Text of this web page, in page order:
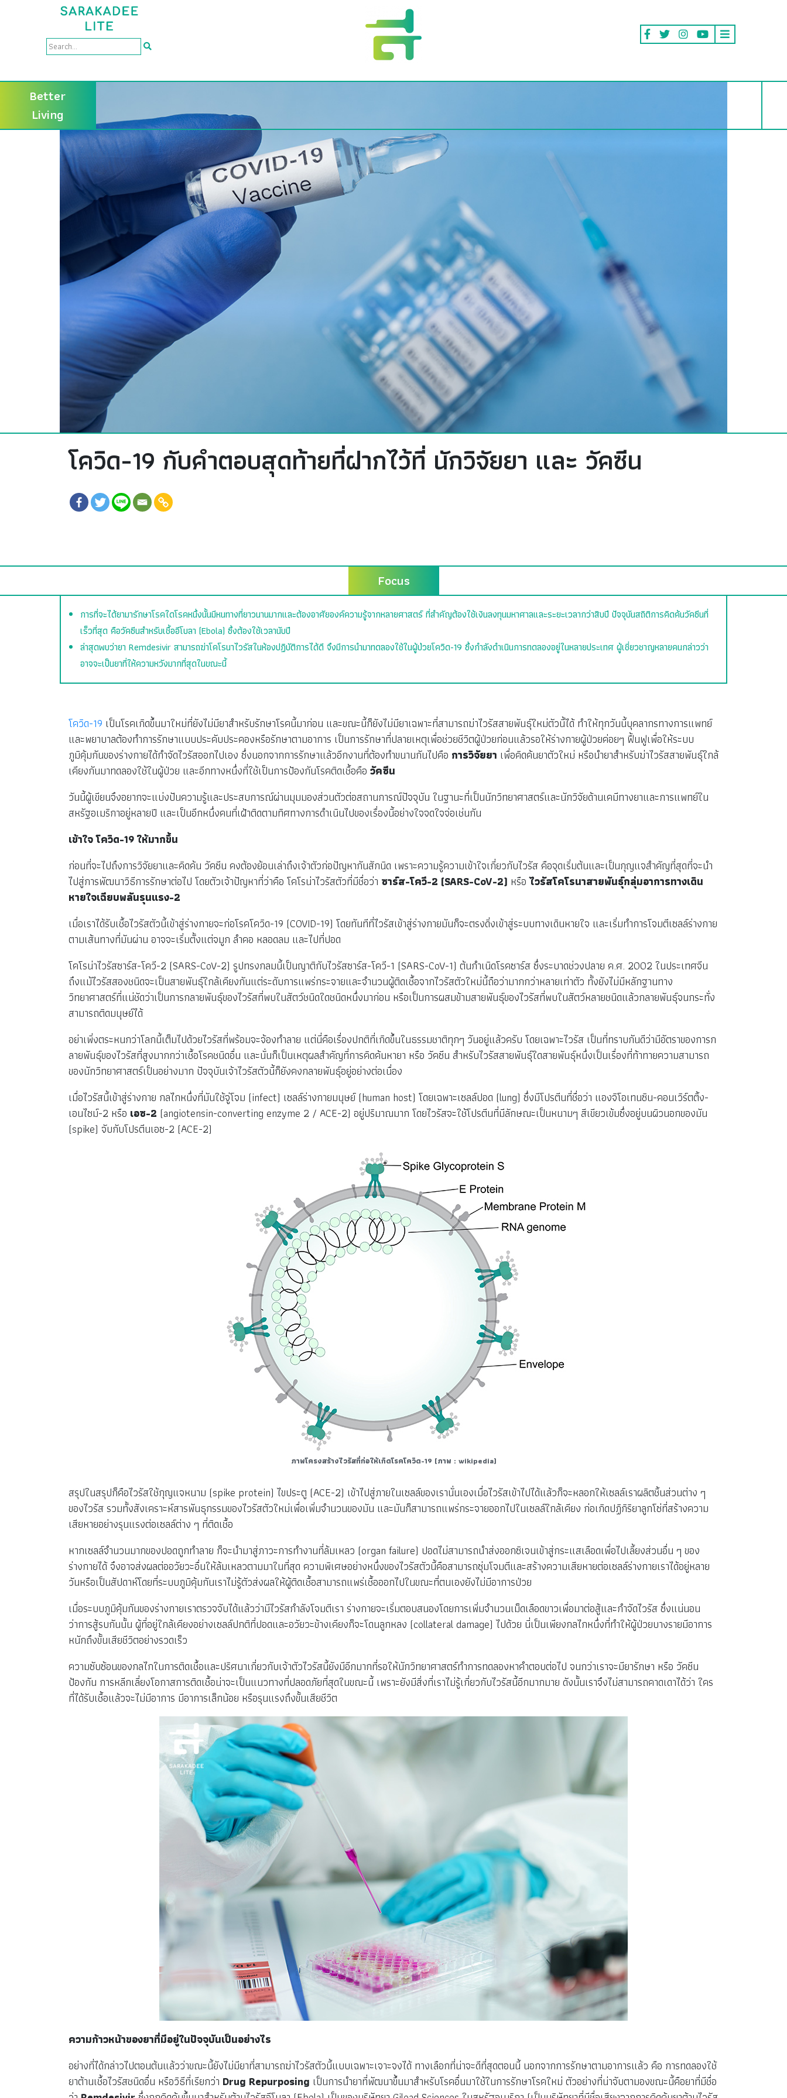
Better
Living
โควิด-19 กับคำตอบสุดท้ายที่ฝากไว้ที่ นักวิจัยยา และ วัคซีน
Focus
การที่จะได้ยามารักษาโรคใดโรคหนึ่งนั้นมีหนทางที่ยาวนานมากและต้องอาศัยองค์ความรู้จากหลายศาสตร์ ที่สำคัญต้องใช้เงินลงทุนมหาศาลและระยะเวลากว่าสิบปี ปัจจุบันสถิติการคิดค้นวัคซีนที่
เร็วที่สุด คือวัคซีนสำหรับเชื้ออีโบลา (Ebola) ซึ่งต้องใช้เวลานับปี
ล่าสุดพบว่ายา Remdesivir สามารถฆ่าโคโรนาไวรัสในห้องปฏิบัติการได้ดี จึงมีการนำมาทดลองใช้ในผู้ป่วยโควิด-19 ซึ่งกำลังดำเนินการทดลองอยู่ในหลายประเทศ ผู้เชี่ยวชาญหลายคนกล่าวว่า
อาจจะเป็นยาที่ให้ความหวังมากที่สุดในขณะนี้
โควิด-19 เป็นโรคเกิดขึ้นมาใหม่ที่ยังไม่มียาสำหรับรักษาโรคนี้มาก่อน และขณะนี้ก็ยังไม่มียาเฉพาะที่สามารถฆ่าไวรัสสายพันธุ์ใหม่ตัวนี้ได้ ทำให้ทุกวันนี้บุคลากรทางการแพทย์
และพยาบาลต้องทำการรักษาแบบประคับประคองหรือรักษาตามอาการ เป็นการรักษาที่ปลายเหตุเพื่อช่วยชีวิตผู้ป่วยก่อนแล้วรอให้ร่างกายผู้ป่วยค่อยๆ ฟื้นฟูเพื่อให้ระบบ
ภูมิคุ้มกันของร่างกายได้กำจัดไวรัสออกไปเอง ซึ่งนอกจากการรักษาแล้วอีกงานที่ต้องทำขนานกันไปคือ การวิจัยยา เพื่อคิดค้นยาตัวใหม่ หรือนำยาสำหรับฆ่าไวรัสสายพันธุ์ใกล้
เคียงกันมาทดลองใช้ในผู้ป่วย และอีกทางหนึ่งที่ใช้เป็นการป้องกันโรคติดเชื้อคือ วัคซีน
วันนี้ผู้เขียนจึงอยากจะแบ่งปันความรู้และประสบการณ์ผ่านมุมมองส่วนตัวต่อสถานการณ์ปัจจุบัน ในฐานะที่เป็นนักวิทยาศาสตร์และนักวิจัยด้านเคมีทางยาและการแพทย์ใน
สหรัฐอเมริกาอยู่หลายปี และเป็นอีกหนึ่งคนที่เฝ้าติดตามทิศทางการดำเนินไปของเรื่องนี้อย่างใจจดใจจ่อเช่นกัน
เข้าใจ โควิด-19 ให้มากขึ้น
ก่อนที่จะไปถึงการวิจัยยาและคิดค้น วัคซีน คงต้องย้อนเล่าถึงเจ้าตัวก่อปัญหากันสักนิด เพราะความรู้ความเข้าใจเกี่ยวกับไวรัส คือจุดเริ่มต้นและเป็นกุญแจสำคัญที่สุดที่จะนำ
ไปสู่การพัฒนาวิธีการรักษาต่อไป โดยตัวเจ้าปัญหาที่ว่าคือ โคโรน่าไวรัสตัวที่มีชื่อว่า ซาร์ส-โควี-2 (SARS-CoV-2) หรือไวรัสโคโรนาสายพันธุ์กลุ่มอาการทางเดิน
หายใจเฉียบพลันรุนแรง-2
เมื่อเราได้รับเชื้อไวรัสตัวนี้เข้าสู่ร่างกายจะก่อโรคโควิด-19 (COVID-19) โดยทันทีที่ไวรัสเข้าสู่ร่างกายมันก็จะตรงดิ่งเข้าสู่ระบบทางเดินหายใจ และเริ่มทำการโจมตีเซลล์ร่างกาย
ตามเส้นทางที่มันผ่าน อาจจะเริ่มตั้งแต่จมูก ลำคอ หลอดลม และไปที่ปอด
โคโรน่าไวรัสซาร์ส-โควี-2 (SARS-CoV-2) รูปทรงกลมนี้เป็นญาติกับไวรัสซาร์ส-โควี-1 (SARS-CoV-1) ต้นกำเนิดโรคซาร์ส ซึ่งระบาดช่วงปลาย ค.ศ. 2002 ในประเทศจีน
ถึงแม้ไวรัสสองชนิดจะเป็นสายพันธุ์ใกล้เคียงกันแต่ระดับการแพร่กระจายและจำนวนผู้ติดเชื้อจากไวรัสตัวใหม่นี้ถือว่ามากกว่าหลายเท่าตัว ทั้งยังไม่มีหลักฐานทาง
วิทยาศาสตร์ที่แน่ชัดว่าเป็นการกลายพันธุ์ของไวรัสที่พบในสัตว์ชนิดใดชนิดหนึ่งมาก่อน หรือเป็นการผสมข้ามสายพันธุ์ของไวรัสที่พบในสัตว์หลายชนิดแล้วกลายพันธุ์จนกระทั่ง
สามารถติดมนุษย์ได้
อย่าเพิ่งตระหนกว่าโลกนี้เต็มไปด้วยไวรัสที่พร้อมจะจ้องทำลาย แต่นี่คือเรื่องปกติที่เกิดขึ้นในธรรมชาติทุกๆ วันอยู่แล้วครับ โดยเฉพาะไวรัส เป็นที่ทราบกันดีว่ามีอัตราของการก
ลายพันธุ์ของไวรัสที่สูงมากกว่าเชื้อโรคชนิดอื่น และนั่นก็เป็นเหตุผลสำคัญที่การคิดค้นหายา หรือ วัคซีน สำหรับไวรัสสายพันธุ์ใดสายพันธุ์หนึ่งเป็นเรื่องที่ท้าทายความสามารถ
ของนักวิทยาศาสตร์เป็นอย่างมาก ปัจจุบันเจ้าไวรัสตัวนี้ก็ยังคงกลายพันธุ์อยู่อย่างต่อเนื่อง
เมื่อไวรัสนี้เข้าสู่ร่างกาย กลไกหนึ่งที่มันใช้จู่โจม (infect) เซลล์ร่างกายมนุษย์ (human host) โดยเฉพาะเซลล์ปอด (lung) ซึ่งมีโปรตีนที่ชื่อว่า แองจิโอเทนซิน-คอนเวิร์ตติ้ง-
เอนไซม์-2 หรือ เอซ-2 (angiotensin-converting enzyme 2 / ACE-2) อยู่ปริมาณมาก โดยไวรัสจะใช้โปรตีนที่มีลักษณะเป็นหนามๆ สีเขียวเข้มซึ่งอยู่บนผิวนอกของมัน
(spike) จับกับโปรตีนเอซ-2 (ACE-2)
ภาพโครงสร้างไวรัสที่ก่อให้เกิดโรคโควิด-19 (ภาพ : wikipedia)
สรุปในสรุปก็คือไวรัสใช้กุญแจหนาม (spike protein) ไขประตู (ACE-2) เข้าไปสู่ภายในเซลล์ของเรานั่นเองเมื่อไวรัสเข้าไปได้แล้วก็จะหลอกให้เซลล์เราผลิตชิ้นส่วนต่าง ๆ
ของไวรัส รวมทั้งสังเคราะห์สารพันธุกรรมของไวรัสตัวใหม่เพื่อเพิ่มจำนวนของมัน และมันก็สามารถแพร่กระจายออกไปในเซลล์ใกล้เคียง ก่อเกิดปฏิกิริยาลูกโซ่ที่สร้างความ
เสียหายอย่างรุนแรงต่อเซลล์ต่าง ๆ ที่ติดเชื้อ
หากเซลล์จำนวนมากของปอดถูกทำลาย ก็จะนำมาสู่ภาวะการทำงานที่ล้มเหลว (organ failure) ปอดไม่สามารถนำส่งออกซิเจนเข้าสู่กระแสเลือดเพื่อไปเลี้ยงส่วนอื่น ๆ ของ
ร่างกายได้ จึงอาจส่งผลต่ออวัยวะอื่นให้ล้มเหลวตามมาในที่สุด ความพิเศษอย่างหนึ่งของไวรัสตัวนี้คือสามารถซุ่มโจมตีและสร้างความเสียหายต่อเซลล์ร่างกายเราได้อยู่หลาย
วันหรือเป็นสัปดาห์โดยที่ระบบภูมิคุ้มกันเราไม่รู้ตัวส่งผลให้ผู้ติดเชื้อสามารถแพร่เชื้อออกไปในขณะที่ตนเองยังไม่มีอาการป่วย
เมื่อระบบภูมิคุ้มกันของร่างกายเราตรวจจับได้แล้วว่ามีไวรัสกำลังโจมตีเรา ร่างกายจะเริ่มตอบสนองโดยการเพิ่มจำนวนเม็ดเลือดขาวเพื่อมาต่อสู้และกำจัดไวรัส ซึ่งแน่นอน
ว่าการสู้รบกันนั้น ผู้ที่อยู่ใกล้เคียงอย่างเซลล์ปกติที่ปอดและอวัยวะข้างเคียงก็จะโดนลูกหลง (collateral damage) ไปด้วย นี่เป็นเพียงกลไกหนึ่งที่ทำให้ผู้ป่วยบางรายมีอาการ
หนักถึงขั้นเสียชีวิตอย่างรวดเร็ว
ความซับซ้อนของกลไกในการติดเชื้อและปริศนาเกี่ยวกับเจ้าตัวไวรัสนี้ยังมีอีกมากที่รอให้นักวิทยาศาสตร์ทำการทดลองหาคำตอบต่อไป จนกว่าเราจะมียารักษา หรือ วัคซีน
ป้องกัน การหลีกเลี่ยงโอกาสการติดเชื้อน่าจะเป็นแนวทางที่ปลอดภัยที่สุดในขณะนี้ เพราะยังมีสิ่งที่เราไม่รู้เกี่ยวกับไวรัสนี้อีกมากมาย ดังนั้นเราจึงไม่สามารถคาดเดาได้ว่า ใคร
ที่ได้รับเชื้อแล้วจะไม่มีอาการ มีอาการเล็กน้อย หรือรุนแรงถึงขั้นเสียชีวิต
ความก้าวหน้าของยาที่มีอยู่ในปัจจุบันเป็นอย่างไร
อย่างที่ได้กล่าวไปตอนต้นแล้วว่าขณะนี้ยังไม่มียาที่สามารถฆ่าไวรัสตัวนี้แบบเฉพาะเจาะจงได้ ทางเลือกที่น่าจะดีที่สุดตอนนี้ นอกจากการรักษาตามอาการแล้ว คือ การทดลองใช้
ยาต้านเชื้อไวรัสชนิดอื่น หรือวิธีที่เรียกว่า Drug Repurposing เป็นการนำยาที่พัฒนาขึ้นมาสำหรับโรคอื่นมาใช้ในการรักษาโรคใหม่ ตัวอย่างที่น่าจับตามองขณะนี้คือยาที่มีชื่อ